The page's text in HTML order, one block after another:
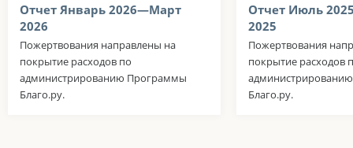
Отчет Январь 2026—Март
2026
Пожертвования направлены на
покрытие расходов по
администрированию Программы
Благо.ру.
Отчет Июль
2025
Пожертвования
покрытие расходов
Благо.ру.